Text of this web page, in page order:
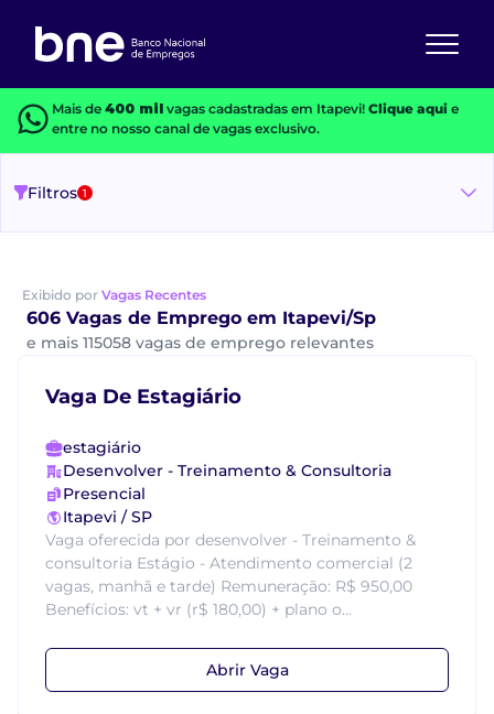
Mais de 400 milvagas cadastradas em Itapevi! Clique aquie
entre no nosso canal de vagas exclusivo.
Filtros 1
Exibido por Vagas Recentes
606 Vagas de Emprego em Itapevi/Sp
e mais 115058 vagas de emprego relevantes
Vaga De Estagiário
estagiário
Desenvolver - Treinamento & Consultoria
Presencial
Itapevi / SP
Vaga oferecida por desenvolver - Treinamento &
consultoria Estágio - Atendimento comercial (2
vagas, manhã e tarde) Remuneração: R$ 950,00
Benefícios: vt + vr (r$ 180,00) + plano o...
Abrir Vaga